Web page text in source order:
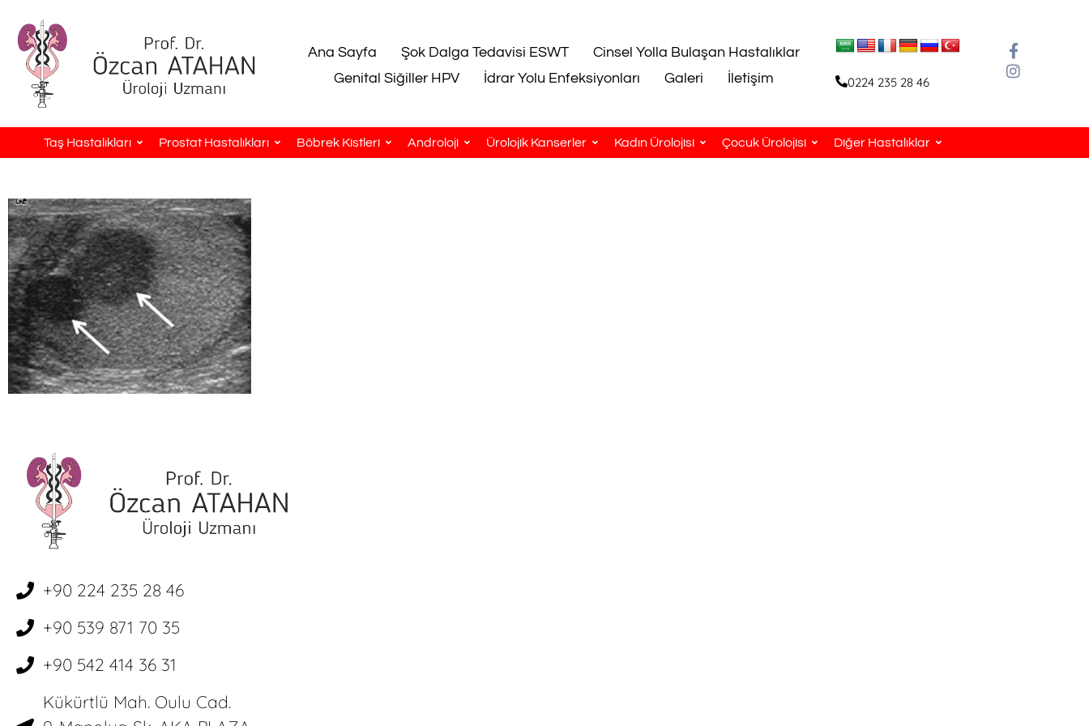
Ana Sayfa Şok Dalga Tedavisi ESWT
Cinsel Yolla Bulaşan Hastalıklar
Genital Siğiller HPV
İdrar Yolu Enfeksiyonları Galeri İletişim 0224 235 28 46
Taş Hastalıkları Prostat Hastalıkları Böbrek Kistleri Androloji Ürolojik Kanserler Kadın Ürolojisi Çocuk Ürolojisi Diğer Hastalıklar
+90 224 235 28 46
+90 539 871 70 35
+90 542 414 36 31
Kükürtlü Mah. Oulu Cad.